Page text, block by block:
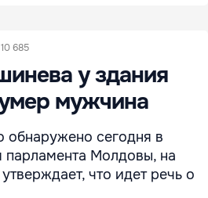
10 685
у здания
мужчина
сегодня в
парламента Молдовы, на
что идет речь о